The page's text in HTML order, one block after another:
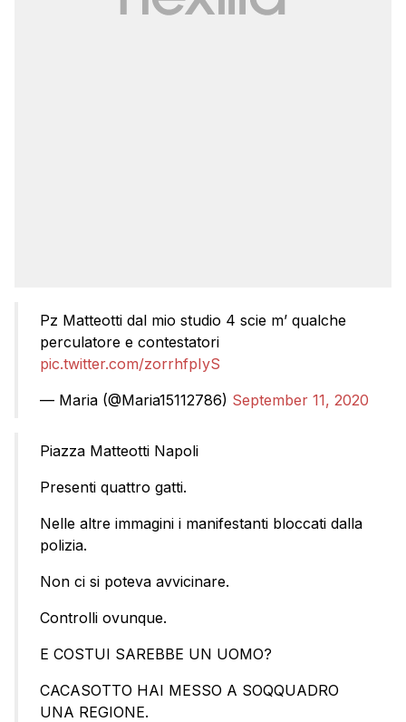
Pz Matteotti dal mio studio 4 scie m’ qualche
perculatore e contestatori
pic.twitter.com/zorrhfpIyS
— Maria (@Maria15112786) September 11, 2020
Piazza Matteotti Napoli
Presenti quattro gatti.
Nelle altre immagini i manifestanti bloccati dalla
polizia.
Non ci si poteva avvicinare.
Controlli ovunque.
E COSTUI SAREBBE UN UOMO?
CACASOTTO HAI MESSO A SOQQUADRO
UNA REGIONE.